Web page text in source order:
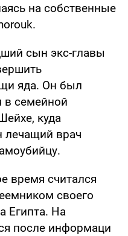
на собственные
сын экс-главы
яда. Он был
в семейной
куда
лечащий врач
время считался
своего
Египта. На
после информаци